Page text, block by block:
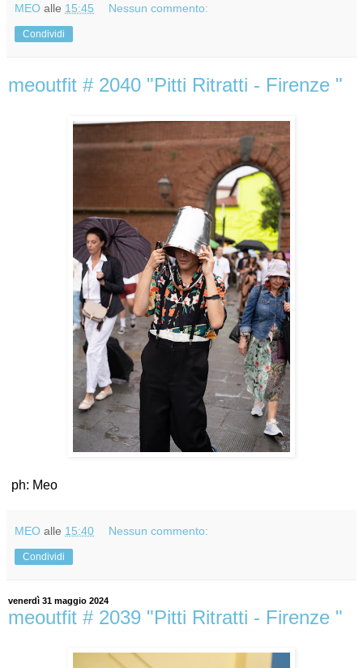
MEO alle 15:45 Nessun commento:
Condividi
meoutfit # 2040 "Pitti Ritratti - Firenze "
ph: Meo
MEO alle 15:40 Nessun commento:
Condividi
venerdì 31 maggio 2024
meoutfit # 2039 "Pitti Ritratti - Firenze "